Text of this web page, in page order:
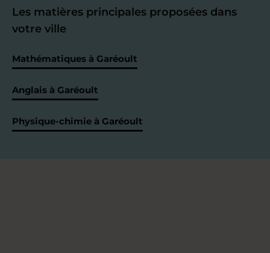
Les matières principales proposées dans
votre ville
Mathématiques à Garéoult
Anglais à Garéoult
Physique-chimie à Garéoult